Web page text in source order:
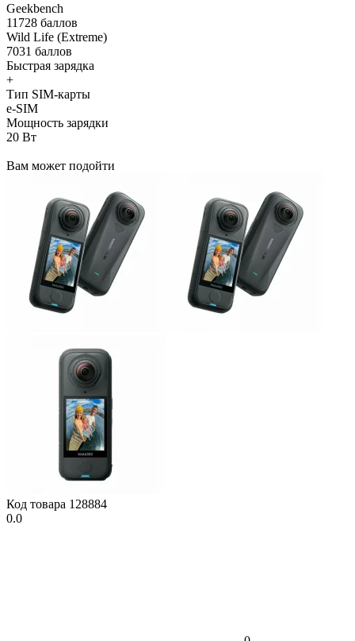
Geekbench
11728 баллов
Wild Life (Extreme)
7031 баллов
Быстрая зарядка
+
Тип SIM-карты
e-SIM
Мощность зарядки
20 Вт
Вам может подойти
Код товара 128884
0.0